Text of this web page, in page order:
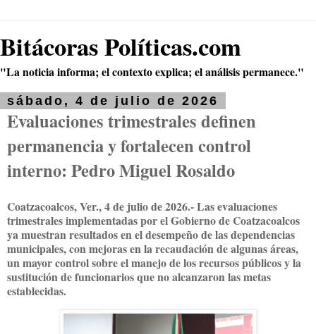
Bitácoras Políticas.com
"La noticia informa; el contexto explica; el análisis permanece."
sábado, 4 de julio de 2026
Evaluaciones trimestrales definen
permanencia y fortalecen control
interno: Pedro Miguel Rosaldo
Coatzacoalcos, Ver., 4 de julio de 2026.- Las evaluaciones
trimestrales implementadas por el Gobierno de Coatzacoalcos
ya muestran resultados en el desempeño de las dependencias
municipales, con mejoras en la recaudación de algunas áreas,
un mayor control sobre el manejo de los recursos públicos y la
sustitución de funcionarios que no alcanzaron las metas
establecidas.